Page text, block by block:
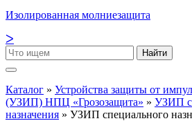
Изолированная молниезащита
ᐳ
Найти
Каталог » Устройства защиты от
(УЗИП) НПЦ «Грозозащита» » УЗИП
назначения » УЗИП специального